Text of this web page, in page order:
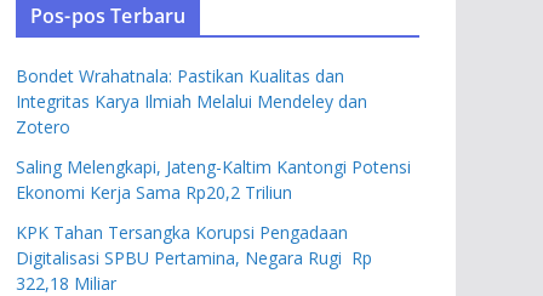
Pos-pos Terbaru
Bondet Wrahatnala: Pastikan Kualitas dan
Integritas Karya Ilmiah Melalui Mendeley dan
Zotero
Saling Melengkapi, Jateng-Kaltim Kantongi Potensi
Ekonomi Kerja Sama Rp20,2 Triliun
KPK Tahan Tersangka Korupsi Pengadaan
Digitalisasi SPBU Pertamina, Negara Rugi Rp
322,18 Miliar